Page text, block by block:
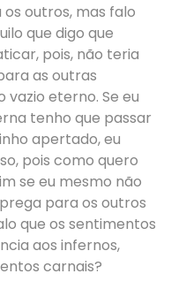
outros, mas falo
que digo que
pois, não teria
as outras
vazio eterno. Se eu
tenho que passar
apertado, eu
pois como quero
se eu mesmo não
para os outros
que os sentimentos
aos infernos,
carnais?